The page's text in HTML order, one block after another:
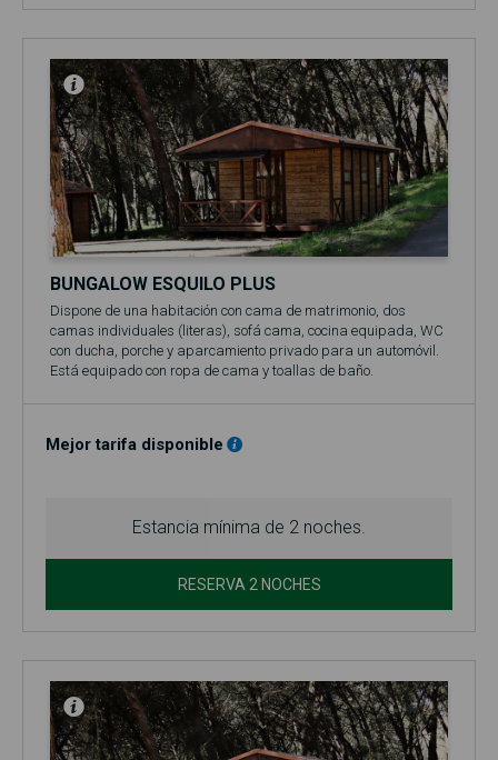
BUNGALOW ESQUILO PLUS
Dispone de una habitación con cama de matrimonio, dos
camas individuales (literas), sofá cama, cocina equipada, WC
con ducha, porche y aparcamiento privado para un automóvil.
Está equipado con ropa de cama y toallas de baño.
No se admiten mascotas en el bungalow.
Mejor tarifa disponible
Estancia mínima de 2 noches.
RESERVA 2 NOCHES